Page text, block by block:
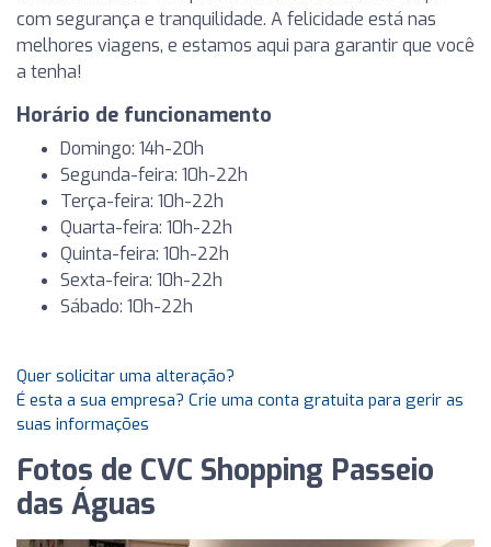
com segurança e tranquilidade. A felicidade está nas
melhores viagens, e estamos aqui para garantir que você
a tenha!
Horário de funcionamento
Domingo: 14h-20h
Segunda-feira: 10h-22h
Terça-feira: 10h-22h
Quarta-feira: 10h-22h
Quinta-feira: 10h-22h
Sexta-feira: 10h-22h
Sábado: 10h-22h
Quer solicitar uma alteração?
É esta a sua empresa? Crie uma conta gratuita para gerir as
suas informações
Fotos de CVC Shopping Passeio
das Águas